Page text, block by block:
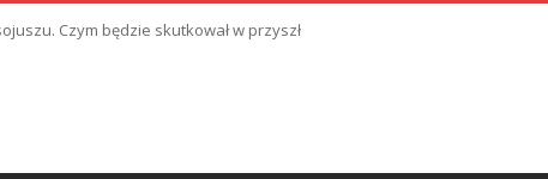
Czym będzie skutkował w przyszłości?